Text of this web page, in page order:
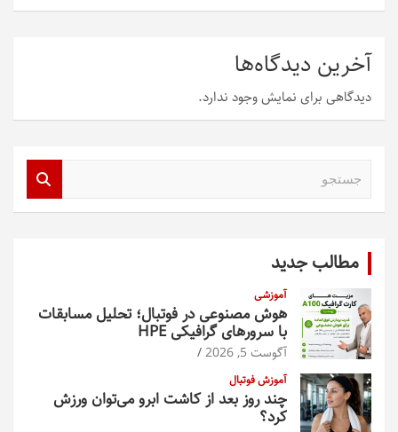
آخرین دیدگاه‌ها
دیدگاهی برای نمایش وجود ندارد.
مطالب جدید
آموزشی
هوش مصنوعی در فوتبال؛ تحلیل مسابقات
با سرورهای گرافیکی HPE
آگوست 5, 2026
آموزش فوتبال
چند روز بعد از کاشت ابرو می‌توان ورزش
کرد؟